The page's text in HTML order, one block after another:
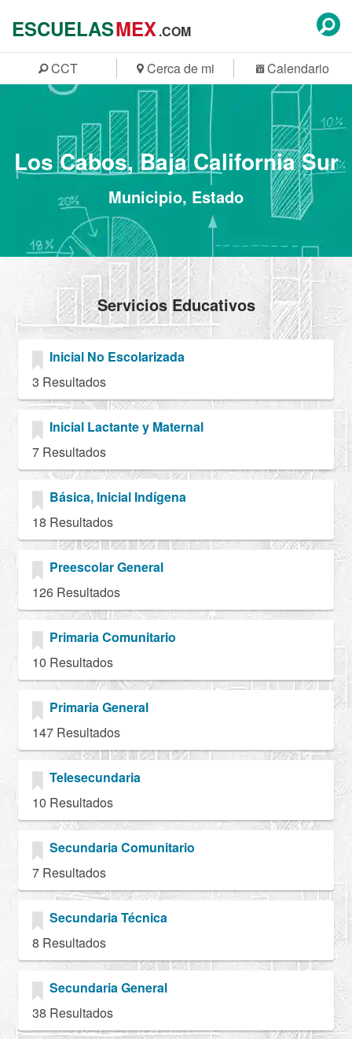
ESCUELASMEX.COM
CCT Cerca de mi Calendario
Los Cabos, Baja California Sur
Municipio, Estado
Servicios Educativos
Inicial No Escolarizada
3 Resultados
Inicial Lactante y Maternal
7 Resultados
Básica, Inicial Indígena
18 Resultados
Preescolar General
126 Resultados
Primaria Comunitario
10 Resultados
Primaria General
147 Resultados
Telesecundaria
10 Resultados
Secundaria Comunitario
7 Resultados
Secundaria Técnica
8 Resultados
Secundaria General
38 Resultados